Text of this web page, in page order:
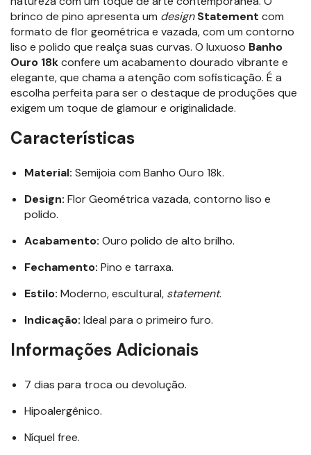
brinco de pino apresenta um design Statement com
formato de flor geométrica e vazada, com um contorno
liso e polido que realça suas curvas. O luxuoso Banho
Ouro 18kconfere um acabamento dourado vibrante e
elegante, que chama a atenção com sofisticação. É a
escolha perfeita para ser o destaque de produções que
exigem um toque de glamour e originalidade.
Características
Material: Semijoia com Banho Ouro 18k.
Design: Flor Geométrica vazada, contorno liso e
polido.
Acabamento: Ouro polido de alto brilho.
Fechamento: Pino e tarraxa.
Estilo: Moderno, escultural, statement.
Indicação: Ideal para o primeiro furo.
Informações Adicionais
7 dias para troca ou devolução.
Hipoalergênico.
Níquel free.